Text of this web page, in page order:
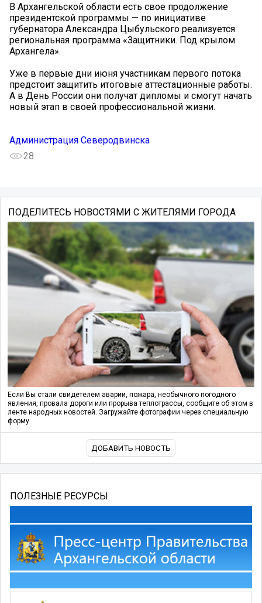
В Архангельской области есть свое продолжение
президентской программы — по инициативе
губернатора Александра Цыбульского реализуется
региональная программа «Защитники. Под крылом
Архангела».
Уже в первые дни июня участникам первого потока
предстоит защитить итоговые аттестационные работы.
А в День России они получат дипломы и смогут начать
новый этап в своей профессиональной жизни.
Администрация Северодвинска
28
ПОДЕЛИТЕСЬ НОВОСТЯМИ С ЖИТЕЛЯМИ ГОРОДА
Если Вы стали свидетелем аварии, пожара, необычного погодного
явления, провала дороги или прорыва теплотрассы, сообщите об этом в
ленте народных новостей. Загружайте фотографии через специальную
форму.
ДОБАВИТЬ НОВОСТЬ
ПОЛЕЗНЫЕ РЕСУРСЫ